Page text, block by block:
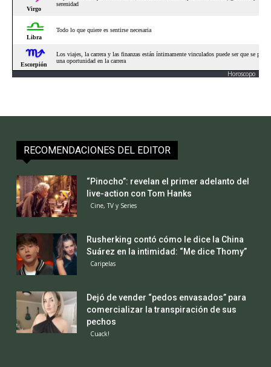
Horoscopo
RECOMENDACIONES DEL EDITOR
“Pinocho”: revelan el primer adelanto del
live-action con Tom Hanks
Cine, TV y Series
Rusherking contó cómo le dice la China
Suárez en la intimidad: “Me dice Thomy”
Caripelas
Dejó de vender “pedos envasados” para
comercializar la transpiración de sus
pechos
Cuack!